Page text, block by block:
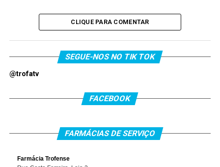
CLIQUE PARA COMENTAR
SEGUE-NOS NO TIK TOK
@trofatv
FACEBOOK
FARMÁCIAS DE SERVIÇO